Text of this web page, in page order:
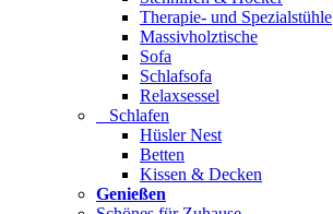
Therapie- und Spezialstühle
Massivholztische
Sofa
Schlafsofa
Relaxsessel
Schlafen
Hüsler Nest
Betten
Kissen & Decken
Genießen